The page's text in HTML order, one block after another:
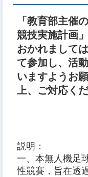
「教育部主催
競技実施計画
おかれまして
て参加し、活
いますようお
上、ご対応くだ
説明：
一、本無人機足
性競賽，旨在透